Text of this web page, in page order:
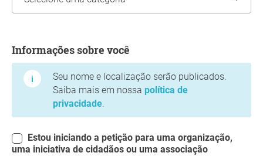
Informações sobre você
Seu nome e localização serão publicados.
Saiba mais em nossa política de
privacidade.
uma iniciativa de cidadãos ou uma associação